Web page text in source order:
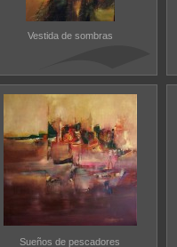
Vestida de sombras
Sueños de pescadores